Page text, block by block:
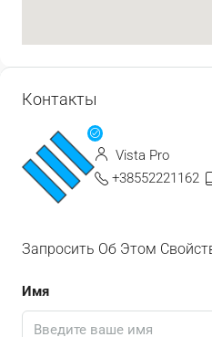
Контакты
Vista Pro
+38552221162
Запросить Об Этом
Имя